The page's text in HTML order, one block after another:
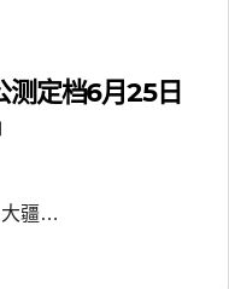
测定档6月25日
大疆…